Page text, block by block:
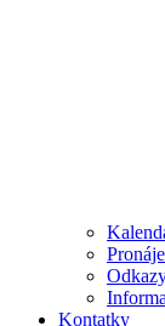
Kontatky